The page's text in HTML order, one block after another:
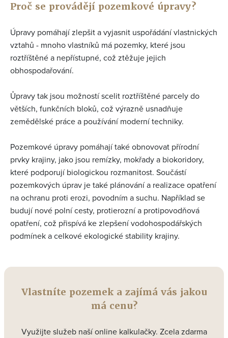
Proč se provádějí pozemkové úpravy?
Úpravy pomáhají zlepšit a vyjasnit uspořádání vlastnických
vztahů - mnoho vlastníků má pozemky, které jsou
roztříštěné a nepřístupné, což ztěžuje jejich
obhospodařování.
Ůpravy tak jsou možností scelit roztříštěné parcely do
větších, funkčních bloků, což výrazně usnadňuje
zemědělské práce a používání moderní techniky.
Pozemkové úpravy pomáhají také obnovovat přírodní
prvky krajiny, jako jsou remízky, mokřady a biokoridory,
které podporují biologickou rozmanitost​. Součástí
pozemkových úprav je také plánování a realizace opatření
na ochranu proti erozi, povodním a suchu. Například se
budují nové polní cesty, protierozní a protipovodňová
opatření, což přispívá ke zlepšení vodohospodářských
podmínek a celkové ekologické stability krajiny.
Vlastníte pozemek a zajímá vás jakou
má cenu?
Využijte služeb naší online kalkulačky. Zcela zdarma